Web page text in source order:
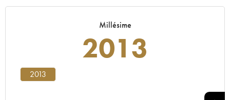
Millésime
2013
2013